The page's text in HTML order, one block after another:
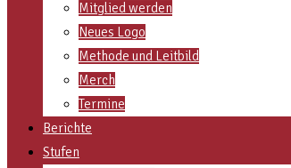
Mitglied werden
Neues Logo
Methode und Leitbild
Merch
Termine
Berichte
Stufen